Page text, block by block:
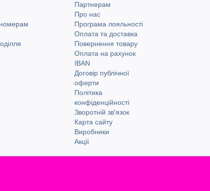
Партнерам
Про нас
Програма лояльності
Оплата та доставка
Повернення товару
Оплата на рахунок
IBAN
Договір публічної
оферти
Політика
конфіденційності
Зворотній зв'язок
Карта сайту
Виробники
Акції